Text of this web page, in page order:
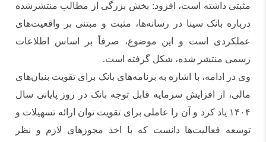
مثبتی داشته است، افزود: بخش بزرگی از مطالب منتشرشده
درباره بانک سینا در رسانه‌ها، مثبت و مبتنی بر واقعیت‌های
عملکردی است و این موضوع، صرفاً بر اساس اطلاعات
رسمی منتشر شده، شکل گرفته است.
وی در ادامه، با اشاره به برنامه‌های بانک برای تقویت بنیان‌های
مالی، از افزایش سرمایه قابل توجه بانک در روز پایانی سال
۱۴۰۴ یاد کرد و آن را عاملی برای تقویت توان ارائه تسهیلات و
توسعه فعالیت‌ها دانست که با اخذ مجوزهای لازم و نظر